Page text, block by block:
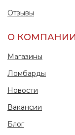
Отзывы
О КОМПАНИИ
Магазины
Ломбарды
Новости
Вакансии
Блог